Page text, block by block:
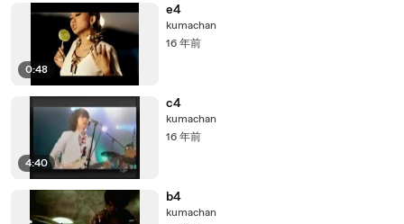
0:48
e4
kumachan
16 年前
4:40
c4
kumachan
16 年前
b4
kumachan